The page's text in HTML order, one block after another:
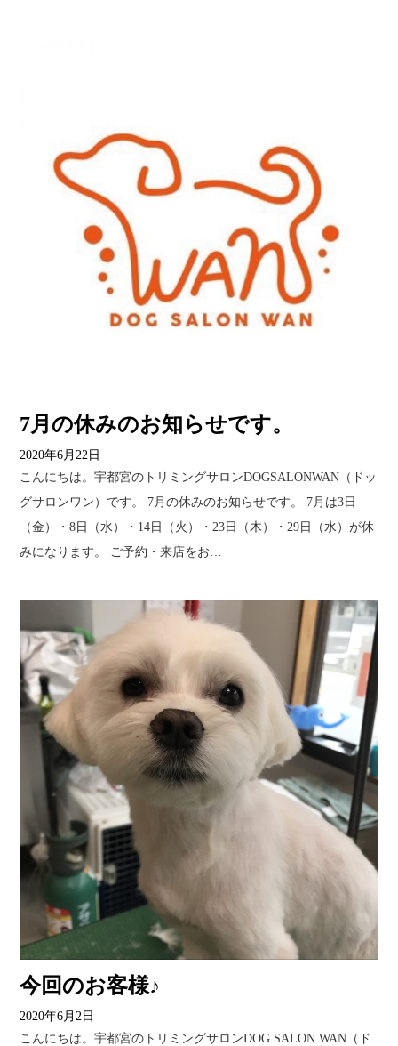
7月の休みのお知らせです。
2020年6月22日
こんにちは。宇都宮のトリミングサロンDOGSALONWAN（ドッ
グサロンワン）です。 7月の休みのお知らせです。 7月は3日
（金）・8日（水）・14日（火）・23日（木）・29日（水）が休
みになります。 ご予約・来店をお…
今回のお客様♪
2020年6月2日
こんにちは。宇都宮のトリミングサロンDOG SALON WAN（ド